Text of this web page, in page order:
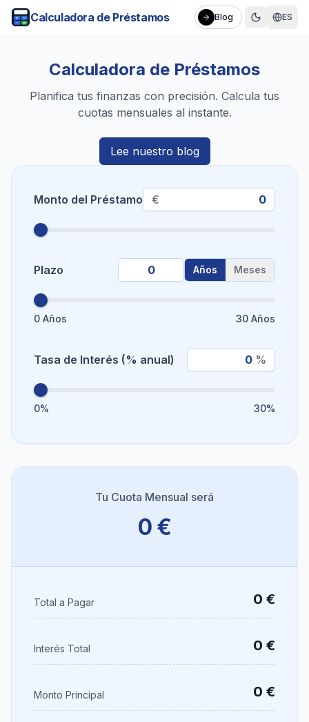
Calculadora de Préstamos Blog ES
Calculadora de Préstamos
Planifica tus finanzas con precisión. Calcula tus
cuotas mensuales al instante.
Lee nuestro blog
Monto del Préstamo €
Plazo Años Meses
0 Años 30 Años
Tasa de Interés (% anual) %
0% 30%
Tu Cuota Mensual será
0 €
Total a Pagar 0 €
Interés Total 0 €
Monto Principal 0 €